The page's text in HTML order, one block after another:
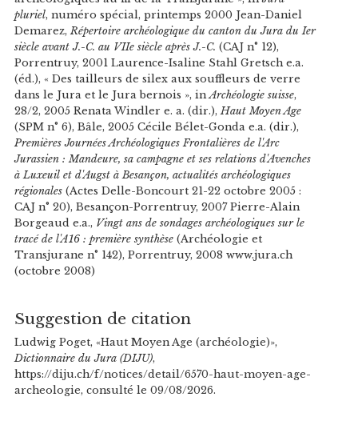
pluriel, numéro spécial, printemps 2000 Jean-Daniel
Demarez, Répertoire archéologique du canton du Jura du Ier
siècle avant J.-C. au VIIe siècle après J.-C. (CAJ n° 12),
Porrentruy, 2001 Laurence-Isaline Stahl Gretsch e.a.
(éd.), « Des tailleurs de silex aux souffleurs de verre
dans le Jura et le Jura bernois », in Archéologie suisse,
28/2, 2005 Renata Windler e. a. (dir.), Haut Moyen Age
(SPM n° 6), Bâle, 2005 Cécile Bélet-Gonda e.a. (dir.),
Premières Journées Archéologiques Frontalières de l'Arc
Jurassien : Mandeure, sa campagne et ses relations d'Avenches
à Luxeuil et d'Augst à Besançon, actualités archéologiques
régionales(Actes Delle-Boncourt 21-22 octobre 2005 :
CAJ n° 20), Besançon-Porrentruy, 2007 Pierre-Alain
Borgeaud e.a., Vingt ans de sondages archéologiques sur le
tracé de l'A16 : première synthèse(Archéologie et
Transjurane n° 142), Porrentruy, 2008 www.jura.ch
(octobre 2008)
Suggestion de citation
Ludwig Poget, «Haut Moyen Age (archéologie)»,
Dictionnaire du Jura (DIJU),
https://diju.ch/f/notices/detail/6570-haut-moyen-age-
archeologie, consulté le 09/08/2026.